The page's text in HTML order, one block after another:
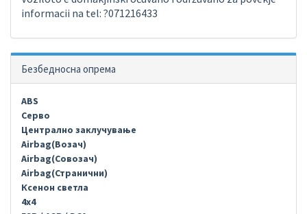
informacii na tel: ?071216433
Безбедносна опрема
ABS
Серво
Централно заклучување
Airbag(Возач)
Airbag(Совозач)
Airbag(Странични)
Ксенон светла
4х4